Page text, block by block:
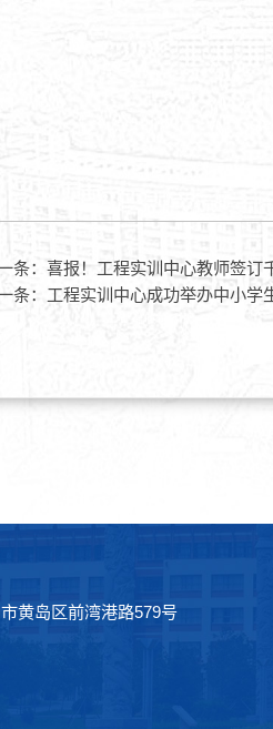
条： 喜报！工程实训中心教师签订
条： 工程实训中心成功举办中小学
黄岛区前湾港路579号